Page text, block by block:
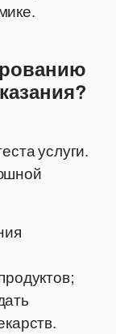
услуги.